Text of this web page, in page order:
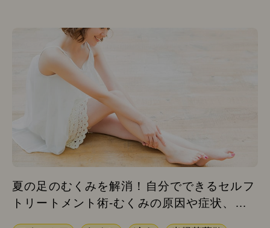
夏の足のむくみを解消！自分でできるセルフ
トリートメント術-むくみの原因や症状、対